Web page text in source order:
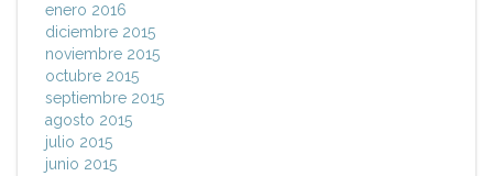
enero 2016
diciembre 2015
noviembre 2015
octubre 2015
septiembre 2015
agosto 2015
julio 2015
junio 2015